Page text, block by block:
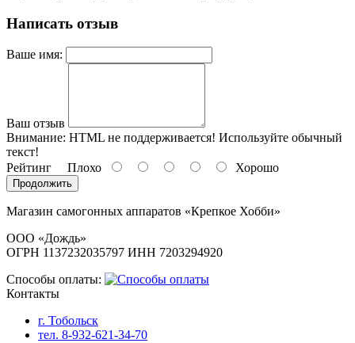
Написать отзыв
Ваше имя:
Ваш отзыв
Внимание: HTML не поддерживается! Используйте обычный
текст!
Рейтинг Плохо Хорошо
Продолжить
Магазин самогонных аппаратов «Крепкое Хобби»
ООО «Дождь»
ОГРН 1137232035797 ИНН 7203294920
Способы оплаты:
Контакты
г. Тобольск
тел. 8-932-621-34-70